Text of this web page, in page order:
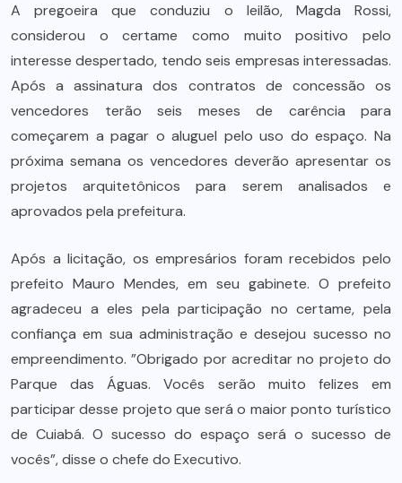
A pregoeira que conduziu o leilão, Magda Rossi,
considerou o certame como muito positivo pelo
interesse despertado, tendo seis empresas interessadas.
Após a assinatura dos contratos de concessão os
vencedores terão seis meses de carência para
começarem a pagar o aluguel pelo uso do espaço. Na
próxima semana os vencedores deverão apresentar os
projetos arquitetônicos para serem analisados e
aprovados pela prefeitura.
Após a licitação, os empresários foram recebidos pelo
prefeito Mauro Mendes, em seu gabinete. O prefeito
agradeceu a eles pela participação no certame, pela
confiança em sua administração e desejou sucesso no
empreendimento. ”Obrigado por acreditar no projeto do
Parque das Águas. Vocês serão muito felizes em
participar desse projeto que será o maior ponto turístico
de Cuiabá. O sucesso do espaço será o sucesso de
vocês”, disse o chefe do Executivo.